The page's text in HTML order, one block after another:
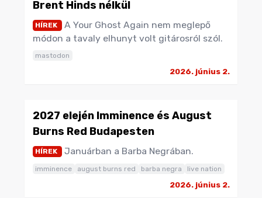
Brent Hinds nélkül
HÍREK
A Your Ghost Again nem meglepő
módon a tavaly elhunyt volt gitárosról szól.
mastodon
2026. június 2.
2027 elején Imminence és August
Burns Red Budapesten
HÍREK Januárban a Barba Negrában.
imminence august burns red barba negra live nation
2026. június 2.